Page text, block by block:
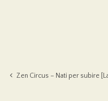
Zen Circus – Nati per subire